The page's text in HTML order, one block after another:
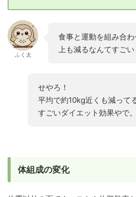
ふく太
食事と運動を組み合
上も減るなんてすごい
せやろ！
平均で約10kg近くも減って
すごいダイエット効果やで。
体組成の変化